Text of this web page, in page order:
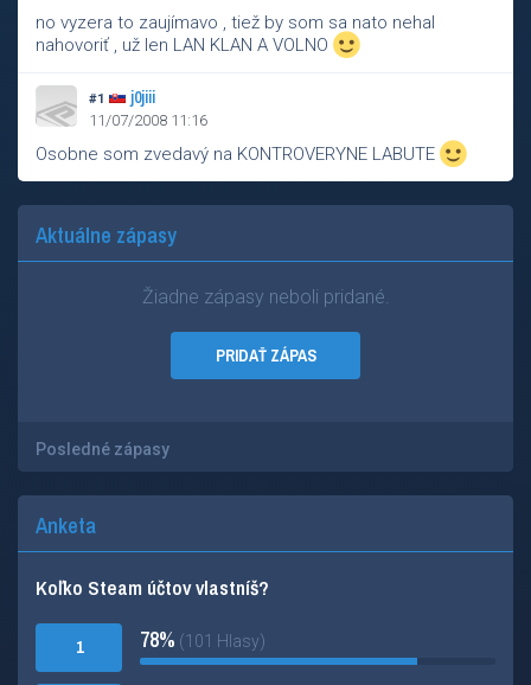
no vyzera to zaujímavo , tiež by som sa nato nehal
nahovoriť , už len LAN KLAN A VOLNO
#1 j0jiii
11/07/2008 11:16
Osobne som zvedavý na KONTROVERYNE LABUTE
Aktuálne zápasy
Žiadne zápasy neboli pridané.
PRIDAŤ ZÁPAS
Posledné zápasy
Anketa
Koľko Steam účtov vlastníš?
1 78% (101 Hlasy)